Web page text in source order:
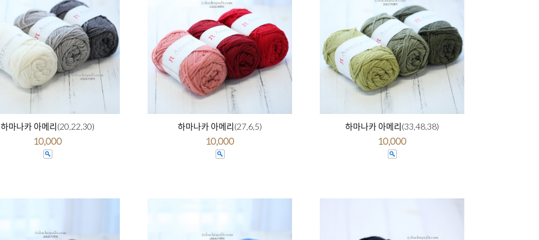
하마나카 아메리(20,22,30)
10,000
하마나카 아메리(27,6,5)
10,000
하마나카 아메리(33,48,38)
10,000